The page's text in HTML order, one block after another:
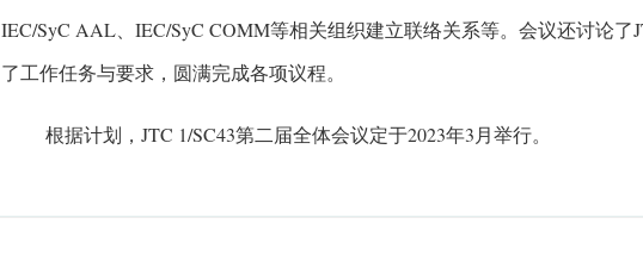
IEC/SyC AAL、IEC/SyC COMM等相关组织建立联络关系等。会议还讨论了
了工作任务与要求，圆满完成各项议程。
根据计划，JTC 1/SC43第二届全体会议定于2023年3月举行。